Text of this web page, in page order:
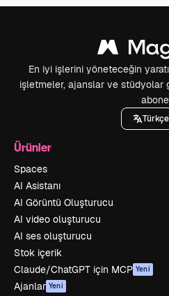
En iyi işlerini yöneteceğin
işletmeler, ajanslar ve stüdyolar
Türkçe
Ürünler
Spaces
AI Asistanı
AI Görüntü Oluşturucu
AI video oluşturucu
AI ses oluşturucu
Stok içerik
Claude/ChatGPT için MCP Yeni
Ajanlar Yeni